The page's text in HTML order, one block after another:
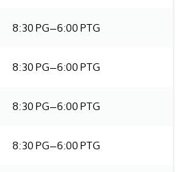
8:30 PG–6:00 PTG
8:30 PG–6:00 PTG
8:30 PG–6:00 PTG
8:30 PG–6:00 PTG